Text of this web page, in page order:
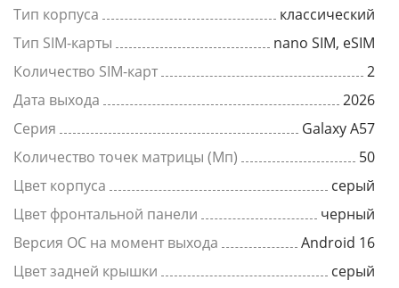
Тип корпуса
классический
Тип SIM-карты
nano SIM, eSIM
Количество SIM-карт
2
Дата выхода
2026
Серия
Galaxy A57
Количество точек матрицы (Мп)
50
Цвет корпуса
серый
Цвет фронтальной панели
черный
Версия ОС на момент выхода
Android 16
Цвет задней крышки
серый